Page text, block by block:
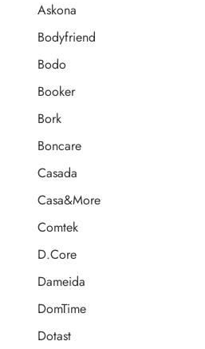
Askona
Bodyfriend
Bodo
Booker
Bork
Boncare
Casada
Casa&More
Comtek
D.Core
Dameida
DomTime
Dotast